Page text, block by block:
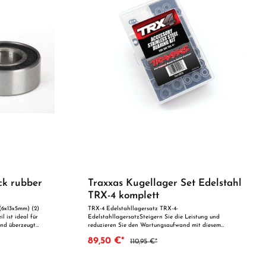
rubber
(2)
ist ideal für
überzeugt
als
Traxxas Kugellager Set Edelstahl
TRX-4 komplett
TRX-4 Edelstahllagersatz TRX-4-
EdelstahllagersatzSteigern Sie die Leistung und
reduzieren Sie den Wartungsaufwand mit diesem
Standardlager durch hochwertige Edelstahllager für
89,50 €* 110,95 €*